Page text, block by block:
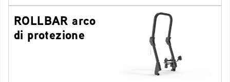
ROLLBAR arco
di protezione